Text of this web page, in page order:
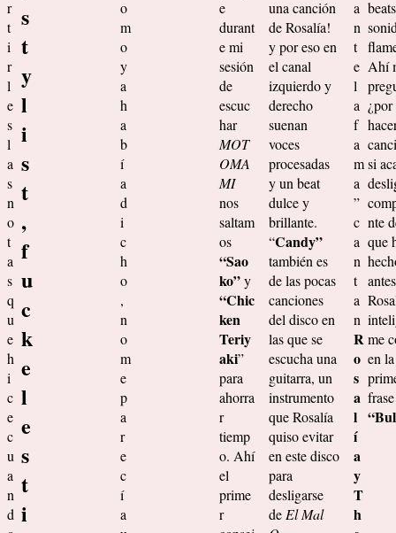
r
t
i
r
l
e
s
l
a
s
n
o
t
a
s
q
u
e
h
i
c
e
c
u
a
n
d
s
t
y
l
i
s
t
,
f
u
c
k
e
l
e
s
t
i
o
m
o
y
a
h
a
b
í
a
d
i
c
h
o
,
n
o
m
e
p
a
r
e
c
í
a
e
durant
e mi
sesión
de
escuc
har
MOT
OMA
MI
nos
saltam
os
“Sao
ko”y
“Chic
ken
Teriy
aki”
para
ahorra
r
tiemp
o. Ahí
el
prime
r
una canción
de Rosalía!
y por eso en
el canal
izquierdo y
derecho
suenan
voces
procesadas
y un beat
dulce y
brillante.
“Candy”
también es
de las pocas
canciones
del disco en
las que se
escucha una
guitarra, un
instrumento
que Rosalía
quiso evitar
en este disco
para
desligarse
de El Mal
a
n
t
e
l
a
f
a
m
a
”
c
a
n
t
a
n
R
o
s
a
l
í
a
y
T
h
Ahí
si
nte
que
me
en la